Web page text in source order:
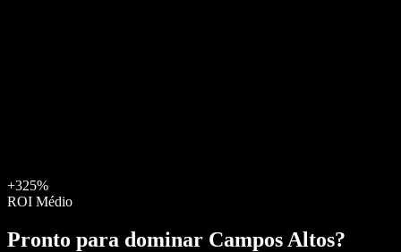
+325%
ROI Médio
Pronto para dominar Campos Altos?